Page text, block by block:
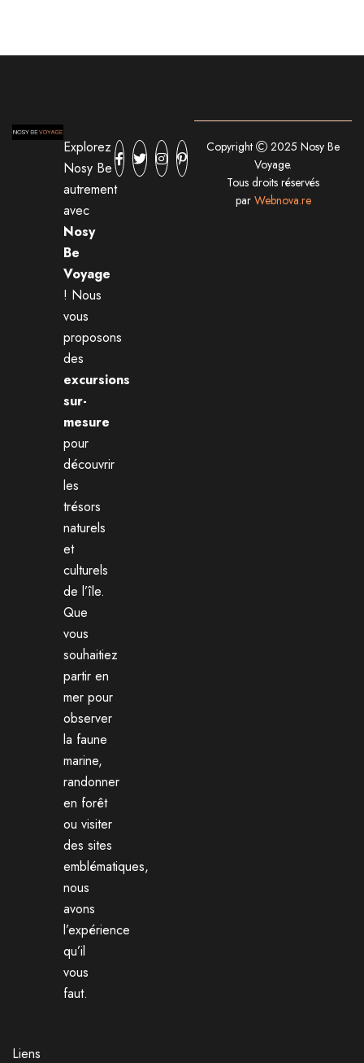
Explorez
Nosy Be
autrement
avec
Nosy
Be
Voyage
! Nous
vous
proposons
des
excursions
sur-
mesure
pour
découvrir
les
trésors
naturels
et
culturels
de l’île.
Que
vous
souhaitiez
partir en
mer pour
observer
la faune
marine,
randonner
en forêt
ou visiter
des sites
emblématiques,
nous
avons
l’expérience
qu’il
vous
faut.
Liens
Copyright
2025 Nosy Be
Voyage.
Tous droits réservés
par Webnova.re